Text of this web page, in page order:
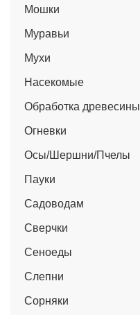
Мошки
Муравьи
Мухи
Насекомые
Обработка древесины
Огневки
Осы/Шершни/Пчелы
Пауки
Садоводам
Сверчки
Сеноеды
Слепни
Сорняки